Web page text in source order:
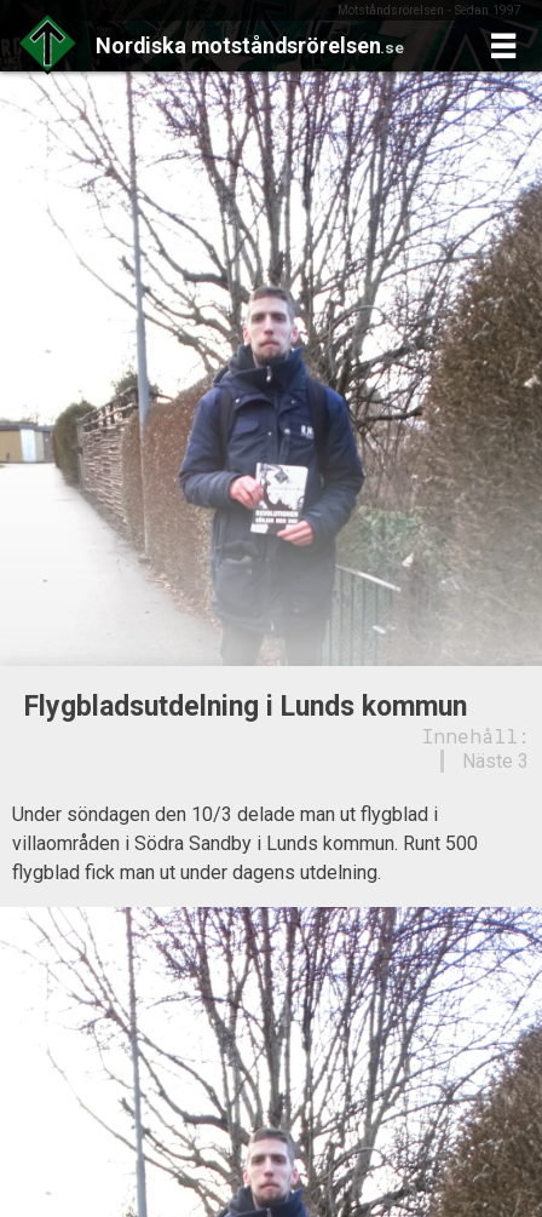
Motståndsrörelsen - Sedan 1997
Nordiska motståndsrörelsen.se
Skip
to
content
Flygbladsutdelning i Lunds kommun
Innehåll:
Näste 3
Under söndagen den 10/3 delade man ut flygblad i
villaområden i Södra Sandby i Lunds kommun. Runt 500
flygblad fick man ut under dagens utdelning.